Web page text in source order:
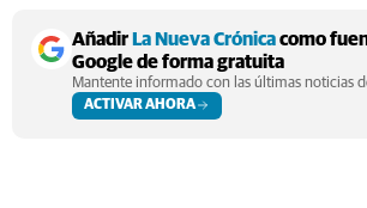
Añadir La Nueva Crónicacomo
Google de forma gratuita
Mantente informado con las últimas noticias
ACTIVAR AHORA